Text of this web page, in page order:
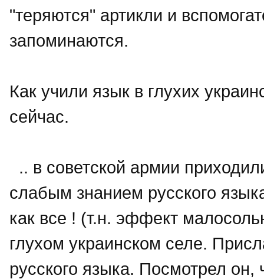
"теряются" артикли и
запоминаются.
Как учили язык в глухих
сейчас.
.. в советской армии
слабым знанием русского
как все ! (т.н. эффект
глухом украинском селе.
русского языка. Посмотрел